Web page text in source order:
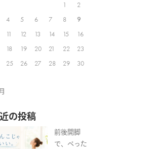
1
2
4 5 6 7 8
9
11 12 13 14 15
16
18 19 20 21 22
23
25 26 27 28 29
30
の投稿
前後開脚
で、ぺった